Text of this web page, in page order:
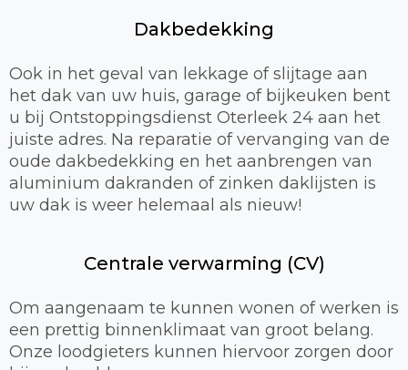
Dakbedekking
Ook in het geval van lekkage of slijtage aan
het dak van uw huis, garage of bijkeuken bent
u bij Ontstoppingsdienst Oterleek 24 aan het
juiste adres. Na reparatie of vervanging van de
oude dakbedekking en het aanbrengen van
aluminium dakranden of zinken daklijsten is
uw dak is weer helemaal als nieuw!
Centrale verwarming (CV)
Om aangenaam te kunnen wonen of werken is
een prettig binnenklimaat van groot belang.
Onze loodgieters kunnen hiervoor zorgen door